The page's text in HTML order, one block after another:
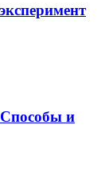
и